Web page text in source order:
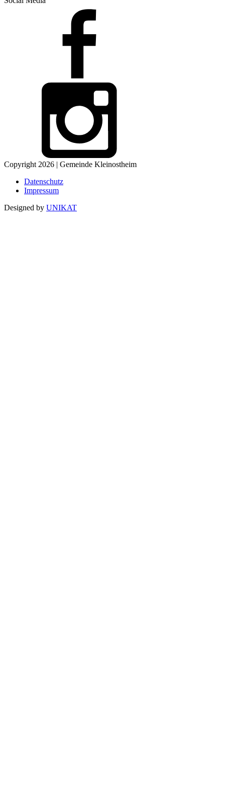
Copyright 2026 | Gemeinde Kleinostheim
Datenschutz
Impressum
Designed by UNIKAT